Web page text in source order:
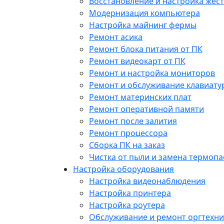
Модернизация компьютера
Настройка майнинг фермы
Ремонт асика
Ремонт блока питания от ПК
Ремонт видеокарт от ПК
Ремонт и настройка мониторов
Ремонт и обслуживание
Ремонт материнских плат
Ремонт оперативной памяти
Ремонт после залития
Ремонт процессора
Сборка ПК на заказ
Чистка от пыли и замена
Настройка оборудования
Настройка видеонаблюдения
Настройка принтера
Настройка роутера
Обслуживание и ремонт